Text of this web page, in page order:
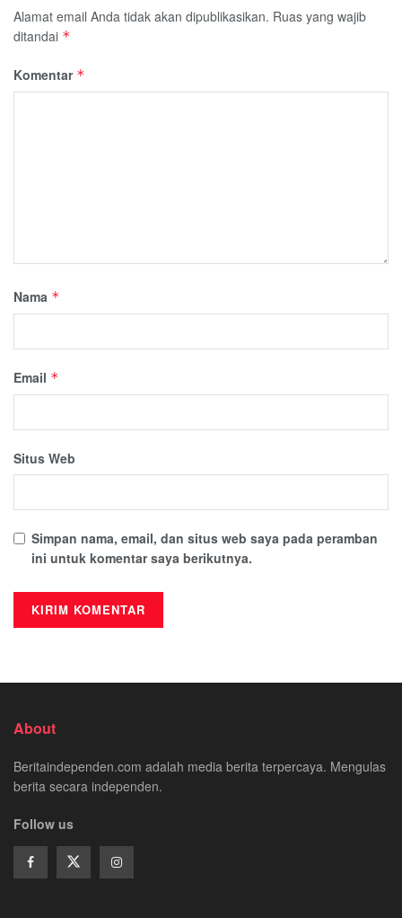
Alamat email Anda tidak akan dipublikasikan. Ruas yang wajib
ditandai *
Komentar *
Nama *
Email *
Situs Web
Simpan nama, email, dan situs web saya pada peramban
ini untuk komentar saya berikutnya.
About
Beritaindependen.com adalah media berita terpercaya. Mengulas
berita secara independen.
Follow us